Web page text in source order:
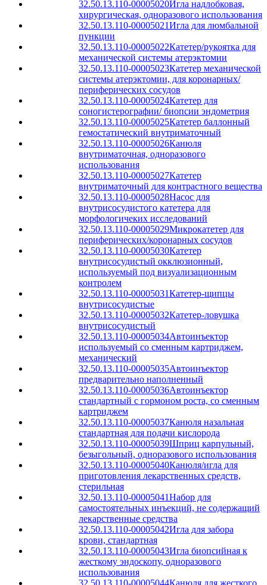
32.50.13.110-00005020Игла надлобковая,
хирургическая, одноразового использования
32.50.13.110-00005021Игла для люмбальной
пункции
32.50.13.110-00005022Катетер/рукоятка для
механической системы атерэктомии
32.50.13.110-00005023Катетер механической
системы атерэктомии, для коронарных/
периферических сосудов
32.50.13.110-00005024Катетер для
соногистерографии/ биопсии эндометрия
32.50.13.110-00005025Катетер баллонный
гемостатический внутриматочный
32.50.13.110-00005026Канюля
внутриматочная, одноразового
использования
32.50.13.110-00005027Катетер
внутриматочный для контрастного вещества
32.50.13.110-00005028Насос для
внутрисосудистого катетера для
морфологичеких исследований
32.50.13.110-00005029Микрокатетер для
периферических/коронарных сосудов
32.50.13.110-00005030Катетер
внутрисосудистый окклюзионный,
используемый под визуализационным
контролем
32.50.13.110-00005031Катетер-щипцы
внутрисосудистые
32.50.13.110-00005032Катетер-ловушка
внутрисосудистый
32.50.13.110-00005034Автоинъектор
используемый со сменным картриджем,
механический
32.50.13.110-00005035Автоинъектор
предварительно наполненный
32.50.13.110-00005036Автоинъектор
стандартный с гормоном роста, со сменным
картриджем
32.50.13.110-00005037Канюля назальная
стандартная для подачи кислорода
32.50.13.110-00005039Шприц карпульный,
безыгольный, одноразового использования
32.50.13.110-00005040Канюля/игла для
приготовления лекарственных средств,
стерильная
32.50.13.110-00005041Набор для
самостоятельных инъекций, не содержащий
лекарственные средства
32.50.13.110-00005042Игла для забора
крови, стандартная
32.50.13.110-00005043Игла биопсийная к
жесткому эндоскопу, одноразового
использования
32.50.13.110-00005044Канюля для жесткого